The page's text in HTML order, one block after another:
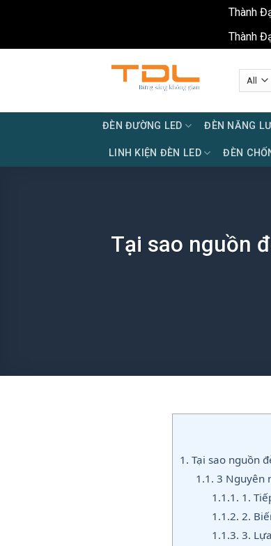
Thành
Thành
ĐÈN ĐƯỜNG LED ĐÈN NĂNG
LINH KIỆN ĐÈN LED ĐÈN
Tại sao nguồn
1. Tại sao nguồn
1.1. 3 Nguyên
1.1.1. 1.
1.1.2. 2.
1.1.3. 3.